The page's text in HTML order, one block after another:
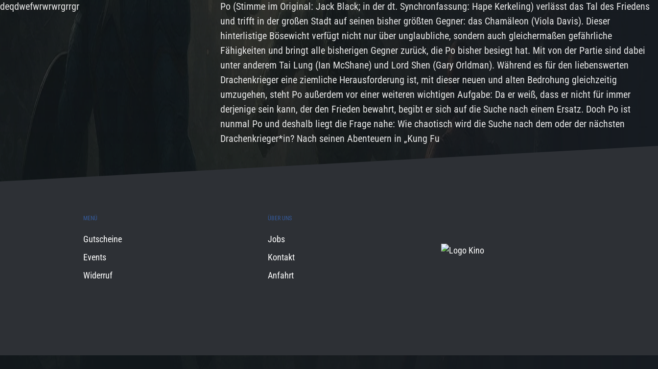
deqdwefwrwrwrgrrgr
Po (Stimme im Original: Jack Black; in der dt. Synchronfassung: Hape Kerkeling) verlässt das Tal des Friedens
und trifft in der großen Stadt auf seinen bisher größten Gegner: das Chamäleon (Viola Davis). Dieser
hinterlistige Bösewicht verfügt nicht nur über unglaubliche, sondern auch gleichermaßen gefährliche
Fähigkeiten und bringt alle bisherigen Gegner zurück, die Po bisher besiegt hat. Mit von der Partie sind dabei
unter anderem Tai Lung (Ian McShane) und Lord Shen (Gary Orldman). Während es für den liebenswerten
Drachenkrieger eine ziemliche Herausforderung ist, mit dieser neuen und alten Bedrohung gleichzeitig
umzugehen, steht Po außerdem vor einer weiteren wichtigen Aufgabe: Da er weiß, dass er nicht für immer
derjenige sein kann, der den Frieden bewahrt, begibt er sich auf die Suche nach einem Ersatz. Doch Po ist
nunmal Po und deshalb liegt die Frage nahe: Wie chaotisch wird die Suche nach dem oder der nächsten
Drachenkrieger*in? Nach seinen Abenteuern in „Kung Fu
MENÜ
Gutscheine
Events
Widerruf
ÜBER UNS
Jobs
Kontakt
Anfahrt